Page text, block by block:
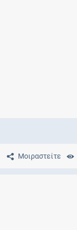
Μοιραστείτε